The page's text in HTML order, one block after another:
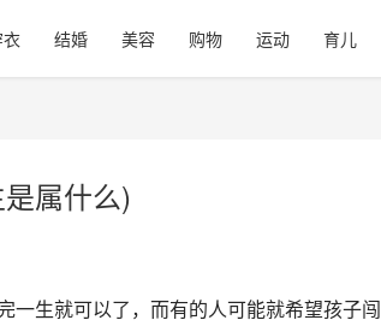
衣 结婚 美容 购物 运动 育儿
属什么)
一生就可以了，而有的人可能就希望孩子